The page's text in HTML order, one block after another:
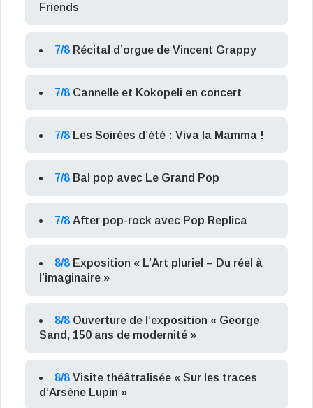
Friends
7/8 Récital d’orgue de Vincent Grappy
7/8 Cannelle et Kokopeli en concert
7/8 Les Soirées d’été : Viva la Mamma !
7/8 Bal pop avec Le Grand Pop
7/8 After pop-rock avec Pop Replica
8/8 Exposition « L’Art pluriel – Du réel à
l’imaginaire »
8/8 Ouverture de l’exposition « George
Sand, 150 ans de modernité »
8/8 Visite théâtralisée « Sur les traces
d’Arsène Lupin »